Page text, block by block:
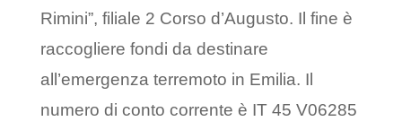
Rimini”, filiale 2 Corso d’Augusto. Il fine è
raccogliere fondi da destinare
all’emergenza terremoto in Emilia. Il
numero di conto corrente è IT 45 V06285